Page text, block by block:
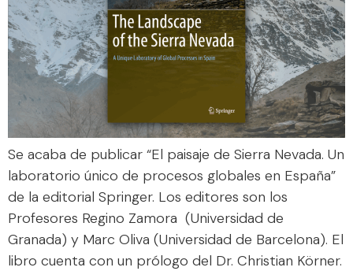
Se acaba de publicar “El paisaje de Sierra Nevada. Un
laboratorio único de procesos globales en España”
de la editorial Springer. Los editores son los
Profesores Regino Zamora (Universidad de
Granada) y Marc Oliva (Universidad de Barcelona). El
libro cuenta con un prólogo del Dr. Christian Körner.